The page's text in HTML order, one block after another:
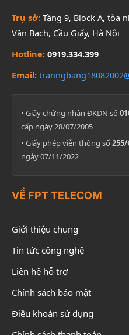
Trụ sở: Tầng 9, Block A, tòa
Văn Bạch, Cầu Giấy, Hà Nội
Hotline: 0919.334.399
Email:
• Giấy chứng nhận ĐKDN số
cấp ngày 28/07/2005
• Giấy phép viễn thông số 255/
ngày 07/11/2022
VỀ FPT TELECOM
Giới thiệu chung
Tin tức công nghệ
Liên hệ hỗ trợ
Chính sách bảo mật
Điều khoản sử dụng